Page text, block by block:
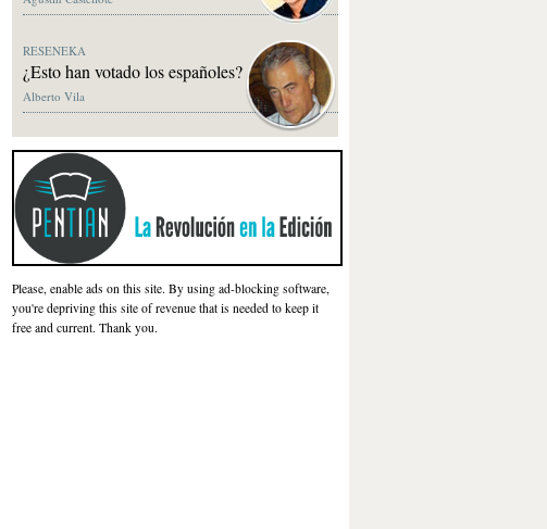
RESENEKA
¿Esto han votado los españoles?
Alberto Vila
Please, enable ads on this site. By using ad-blocking software,
you're depriving this site of revenue that is needed to keep it
free and current. Thank you.